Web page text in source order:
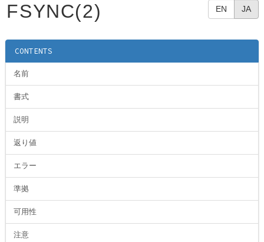
EN JA
FSYNC(2)
CONTENTS
名前
書式
説明
返り値
エラー
準拠
可用性
注意